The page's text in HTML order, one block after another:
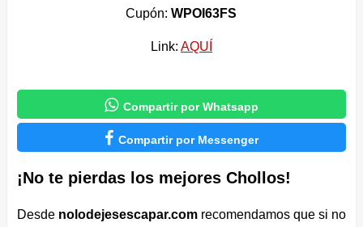
Cupón:WPOI63FS
Link: AQUÍ
 Compartir por Whatsapp
 Compartir por Messenger
¡No te pierdas los mejores Chollos!
Desde nolodejesescapar.comrecomendamos que si no